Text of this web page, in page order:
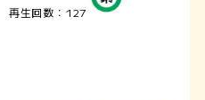
再生回数：127